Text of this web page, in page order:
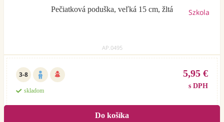
Pečiatková poduška, veľká 15 cm, žltá
AP.0495
3-8
skladom
5,95 €
s DPH